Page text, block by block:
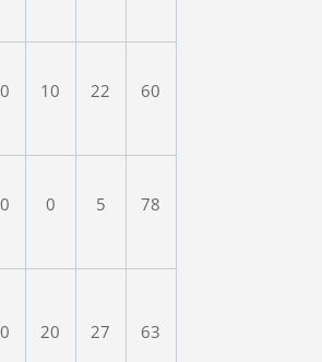
10 22 60
0 5 78
20 27 63